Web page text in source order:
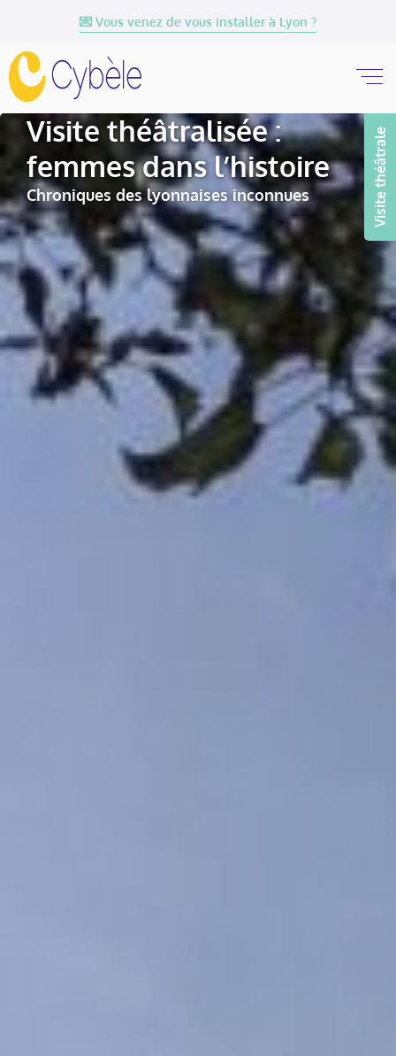
💌 Vous venez de vous installer à Lyon ?
Visite théâtralisée :
femmes dans l’histoire
Chroniques des lyonnaises inconnues Visite théâtrale